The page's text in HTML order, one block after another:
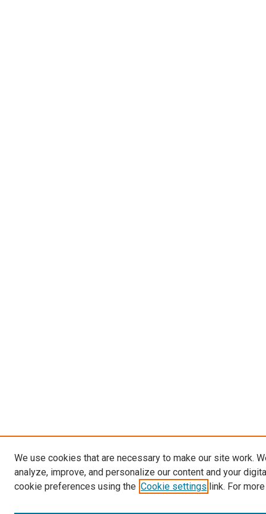
We use cookies that are necessary to make our site work.
analyze, improve, and personalize our content and your
cookie preferences using the Cookie settings link. For